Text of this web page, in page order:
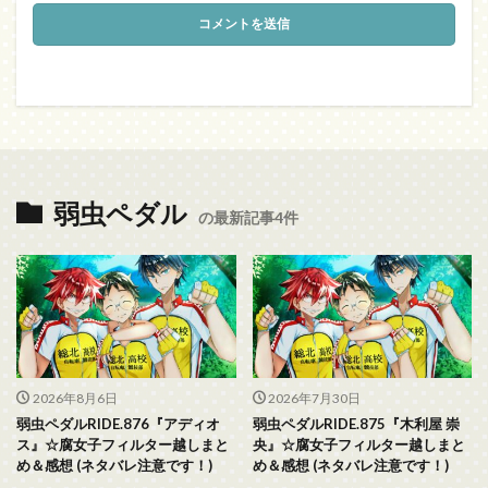
弱虫ペダル の最新記事4件
2026年8月6日
弱虫ペダルRIDE.876『アディオ
ス』☆腐女子フィルター越しまと
め＆感想 (ネタバレ注意です！)
2026年7月30日
弱虫ペダルRIDE.875『木利屋 崇
央』☆腐女子フィルター越しまと
め＆感想 (ネタバレ注意です！)